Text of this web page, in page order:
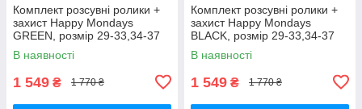
Комплект розсувні ролики +
захист Happy Mondays
GREEN, розмір 29-33,34-37
В наявності
1 549 ₴ 1 770 ₴
Комплект розсувні ролики +
захист Happy Mondays
BLACK, розмір 29-33,34-37
В наявності
1 549 ₴ 1 770 ₴